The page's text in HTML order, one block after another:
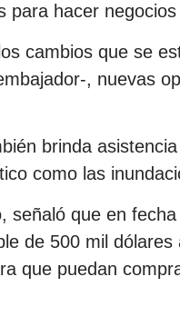
para hacer
cambios que se
, nuevas
brinda
como las
señaló que en
de 500 mil
que puedan